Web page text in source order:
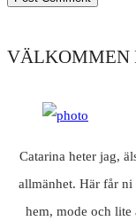
VÄLKOMMEN
Catarina heter jag,
allmänhet. Här får
hem, mode och lite